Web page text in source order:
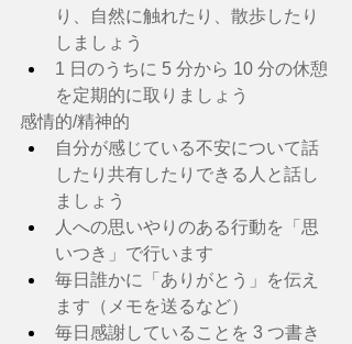
り、自然に触れたり、散歩したり
しましょう
1 日のうちに 5 分から 10 分の休憩
を定期的に取りましょう
感情的/精神的
自分が感じている不安について話
したり共有したりできる人と話し
ましょう
人への思いやりのある行動を「思
いつき」で行います
毎日誰かに「ありがとう」を伝え
ます（メモを送るなど）
毎日感謝していることを 3 つ書き